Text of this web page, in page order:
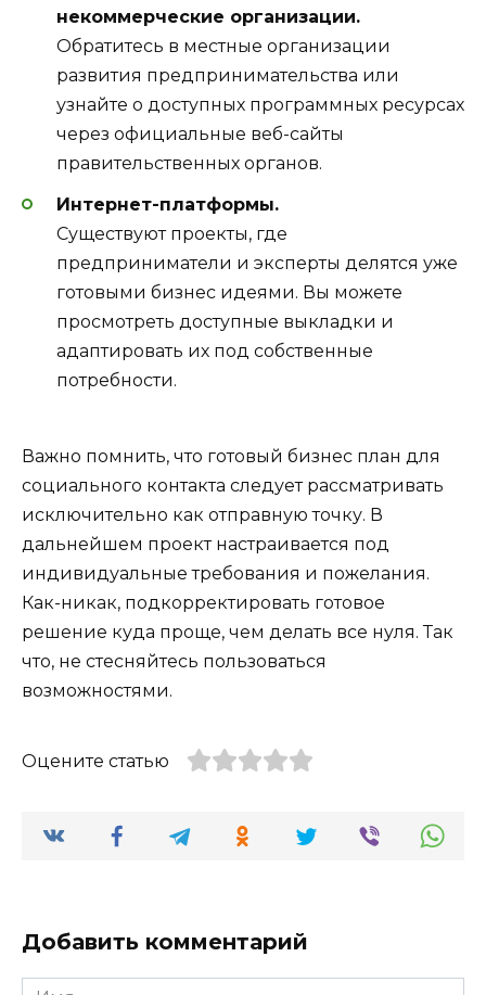
некоммерческие организации.
Обратитесь в местные организации
развития предпринимательства или
узнайте о доступных программных ресурсах
через официальные веб-сайты
правительственных органов.
Интернет-платформы.
Существуют проекты, где
предприниматели и эксперты делятся уже
готовыми бизнес идеями. Вы можете
просмотреть доступные выкладки и
адаптировать их под собственные
потребности.
Важно помнить, что готовый бизнес план для
социального контакта следует рассматривать
исключительно как отправную точку. В
дальнейшем проект настраивается под
индивидуальные требования и пожелания.
Как-никак, подкорректировать готовое
решение куда проще, чем делать все нуля. Так
что, не стесняйтесь пользоваться
возможностями.
Оцените статью
Добавить комментарий
Имя